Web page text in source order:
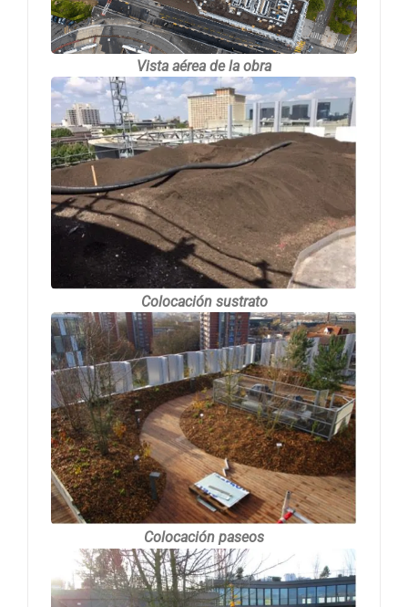
Vista aérea de la obra
Colocación sustrato
Colocación paseos